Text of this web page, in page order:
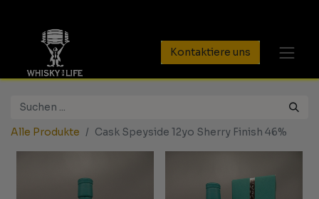
Kontaktiere uns
Alle Produkte Cask Speyside 12yo Sherry Finish 46%